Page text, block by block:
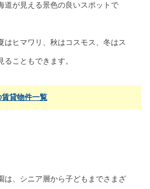
道が見える景色の良いスポットで
はヒマワリ、秋はコスモス、冬はス
こともできます。
貸物件一覧
は、シニア層から子どもまでさまざ